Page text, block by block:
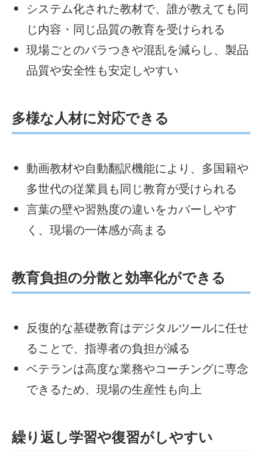
システム化された教材で、誰が教えても同
じ内容・同じ品質の教育を受けられる
現場ごとのバラつきや混乱を減らし、製品
品質や安全性も安定しやすい
多様な人材に対応できる
動画教材や自動翻訳機能により、多国籍や
多世代の従業員も同じ教育が受けられる
言葉の壁や習熟度の違いをカバーしやす
く、現場の一体感が高まる
教育負担の分散と効率化ができる
反復的な基礎教育はデジタルツールに任せ
ることで、指導者の負担が減る
ベテランは高度な業務やコーチングに専念
できるため、現場の生産性も向上
繰り返し学習や復習がしやすい